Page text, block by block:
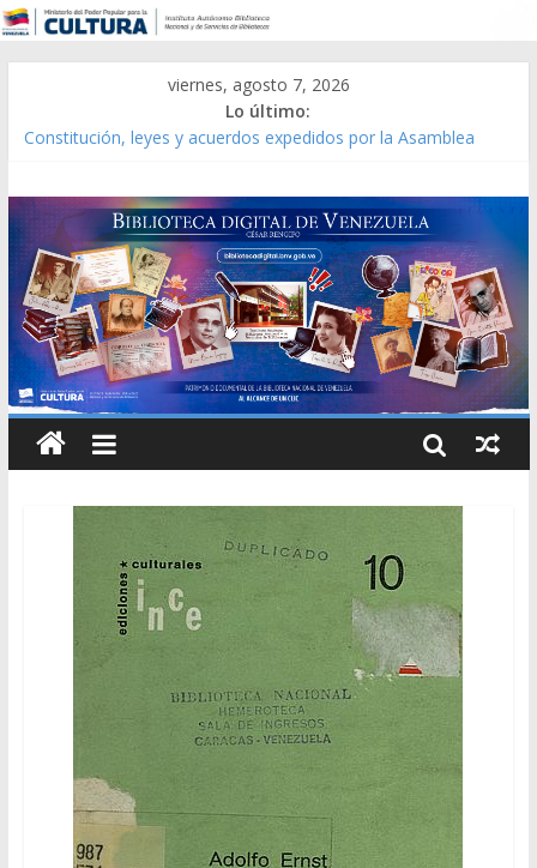
viernes, agosto 7, 2026
Lo último:
Constitución, leyes y acuerdos expedidos por la Asamblea
Modesta Bor Sánchez [material gráfico]
Gaceta Oficial de la República de Venezuela año CXXXIII Mes V,
Caracas 09 de marzo de 2006 N° 38.394
Catálogo temático de obras de Modesta Bor